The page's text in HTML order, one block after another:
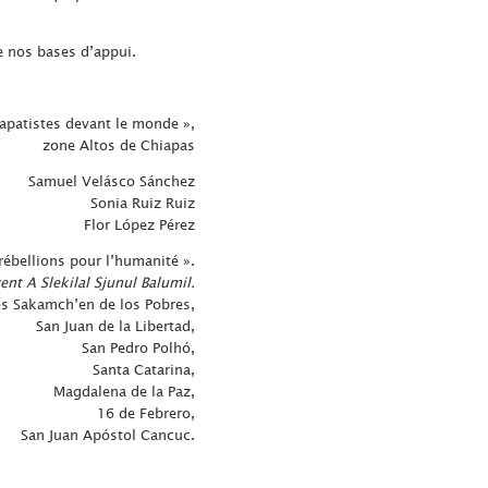
bases d’appui.
devant le monde »,
zone Altos de Chiapas
Samuel Velásco Sánchez
Sonia Ruiz Ruiz
Flor López Pérez
pour l’humanité ».
A Slekilal Sjunul Balumil.
Sakamch’en de los Pobres,
San Juan de la Libertad,
San Pedro Polhó,
Santa Catarina,
Magdalena de la Paz,
16 de Febrero,
San Juan Apóstol Cancuc.